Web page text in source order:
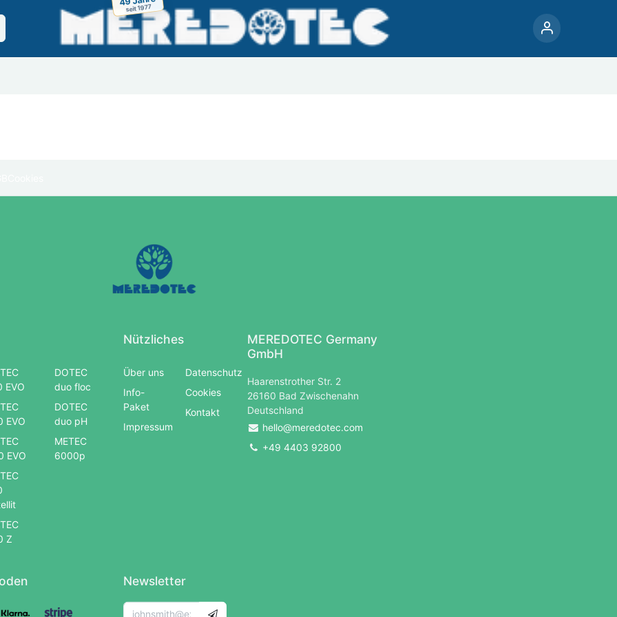
seit 1977
EVO
EVO
EVO
Z
DOTEC
duo floc
DOTEC
duo pH
METEC
6000p
Nützliches
Über uns
Info-
Paket
Impressum
Datenschutz
Cookies
Kontakt
MEREDOTEC Germany
GmbH
Haarenstrother Str. 2
26160 Bad Zwischenahn
Deutschland
hello@meredotec.com
+49 4403 92800
Newsletter